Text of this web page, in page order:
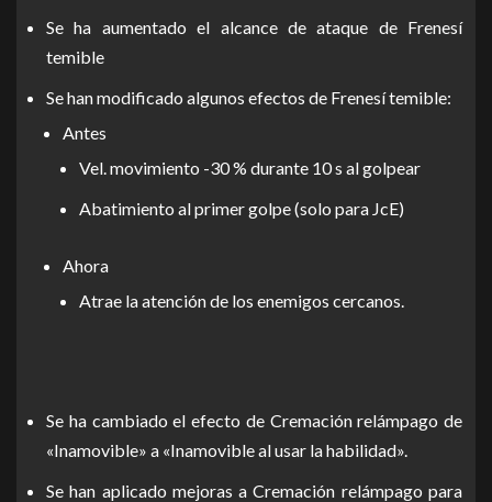
Se ha aumentado el alcance de ataque de Frenesí
temible
Se han modificado algunos efectos de Frenesí temible:
Antes
Vel. movimiento -30 % durante 10 s al golpear
Abatimiento al primer golpe (solo para JcE)
Ahora
Atrae la atención de los enemigos cercanos.
Se ha cambiado el efecto de Cremación relámpago de
«Inamovible» a «Inamovible al usar la habilidad».
Se han aplicado mejoras a Cremación relámpago para